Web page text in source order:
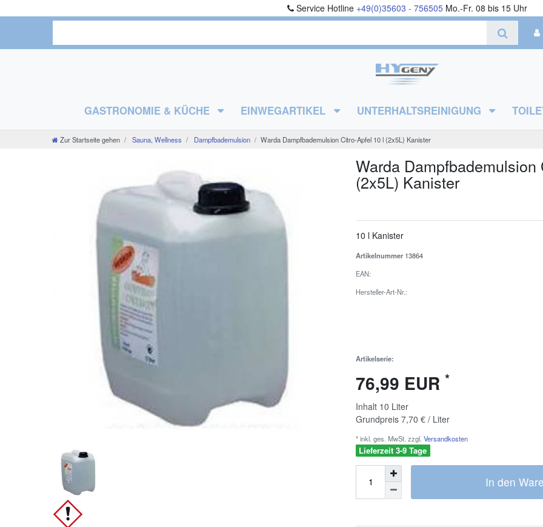
Service Hotline +49(0)35603 - 756505 Mo.-Fr. 08 bis 15 Uhr
GASTRONOMIE & KÜCHE EINWEGARTIKEL UNTERHALTSREINIGUNG
Zur Startseite gehen Sauna, Wellness Dampfbademulsion Warda Dampfbademulsion Citro-Apfel 10 l (2x5L) Kanister
Warda Dampfbademulsion
(2x5L) Kanister
10 l Kanister
Artikelnummer 13864
EAN:
Hersteller-Art-Nr.:
Artikelserie:
76,99 EUR *
Inhalt 10 Liter
Grundpreis 7,70 € / Liter
* inkl. ges. MwSt. zzgl. Versandkosten
Lieferzeit 3-9 Tage
In den